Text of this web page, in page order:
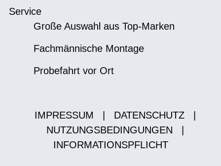
Service
Große Auswahl aus Top-Marken
Fachmännische Montage
Probefahrt vor Ort
IMPRESSUM DATENSCHUTZ
NUTZUNGSBEDINGUNGEN
INFORMATIONSPFLICHT